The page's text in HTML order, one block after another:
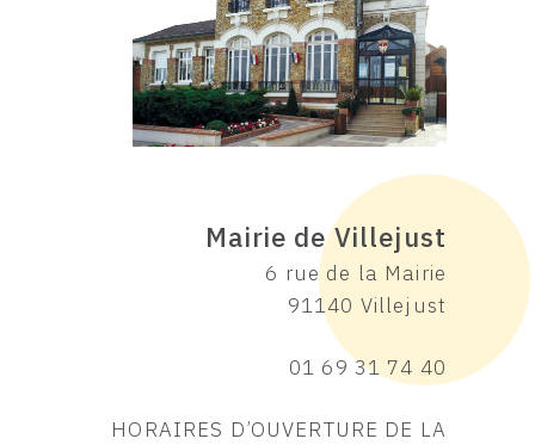
Mairie de Villejust
6 rue de la Mairie
91140 Villejust
01 69 31 74 40
HORAIRES D’OUVERTURE DE LA